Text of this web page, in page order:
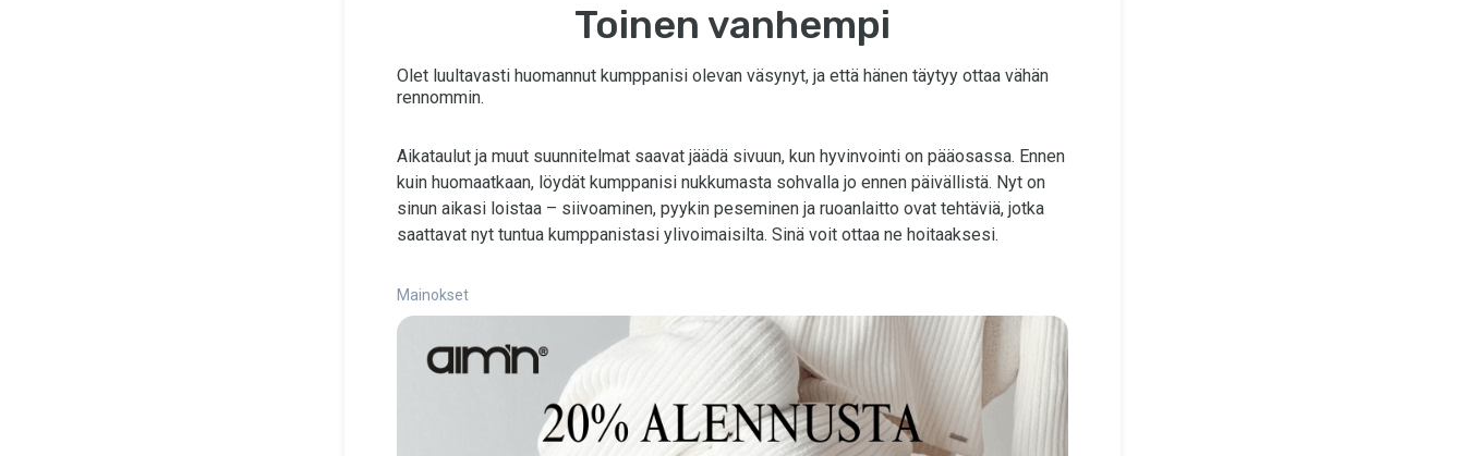
Toinen vanhempi
Olet luultavasti huomannut kumppanisi olevan väsynyt, ja että hänen täytyy ottaa vähän
rennommin.
Aikataulut ja muut suunnitelmat saavat jäädä sivuun, kun hyvinvointi on pääosassa. Ennen
kuin huomaatkaan, löydät kumppanisi nukkumasta sohvalla jo ennen päivällistä. Nyt on
sinun aikasi loistaa – siivoaminen, pyykin peseminen ja ruoanlaitto ovat tehtäviä, jotka
saattavat nyt tuntua kumppanistasi ylivoimaisilta. Sinä voit ottaa ne hoitaaksesi.
Mainokset